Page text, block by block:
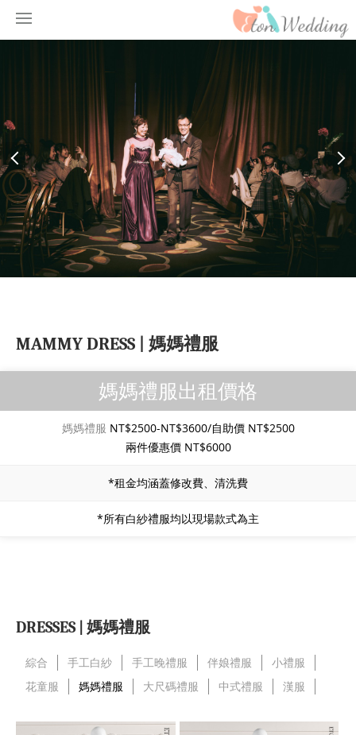
MAMMY DRESS | 媽媽禮服
媽媽禮服出租價格
媽媽禮服 NT$2500-NT$3600/自助價 NT$2500
兩件優惠價 NT$6000
*租金均涵蓋修改費、清洗費
*所有白紗禮服均以現場款式為主
DRESSES | 媽媽禮服
綜合 手工白紗 手工晚禮服 伴娘禮服
小禮服
花童服
媽媽禮服 大尺碼禮服 中式禮服 漢服